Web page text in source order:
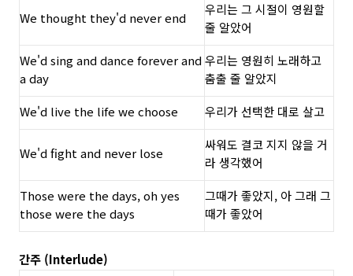
We thought they'd never end
우리는 그 시절이 영원할
줄 알았어
We'd sing and dance forever and
a day
우리는 영원히 노래하고
춤출 줄 알았지
We'd live the life we choose
우리가 선택한 대로 살고
We'd fight and never lose
싸워도 결코 지지 않을 거
라 생각했어
Those were the days, oh yes
those were the days
그때가 좋았지, 아 그래 그
때가 좋았어
간주 (Interlude)